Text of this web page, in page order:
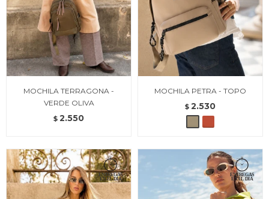
MOCHILA TERRAGONA -
VERDE OLIVA
$ 2.550
MOCHILA PETRA - TOPO
$ 2.530